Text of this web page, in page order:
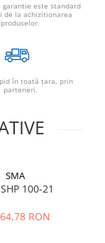
garantie este standard
de la achizitionarea
produselor.
în toată țara, prin
parteneri.
SMA
100-21
RON